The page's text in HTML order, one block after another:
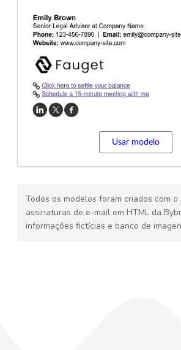
Usar modelo
Todos os modelos foram criados com
assinaturas de e-mail em HTML da
informações fictícias e banco de